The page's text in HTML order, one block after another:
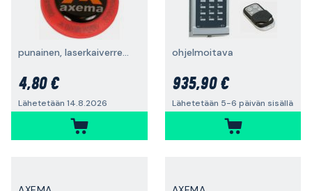
punainen, laserkaiverrettu ID-koodi
4,80 €
Lähetetään 14.8.2026
ohjelmoitava
935,90 €
Lähetetään 5-6 päivän sisällä